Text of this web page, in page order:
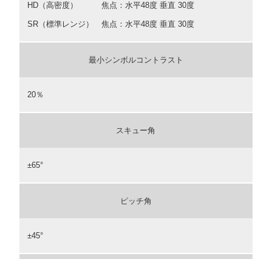
HD（高密度） 焦点：水平48度 垂直 30度
SR（標準レンジ） 焦点：水平48度 垂直 30度
最小シンボルコントラスト
20％
スキュー角
±65°
ピッチ角
±45°